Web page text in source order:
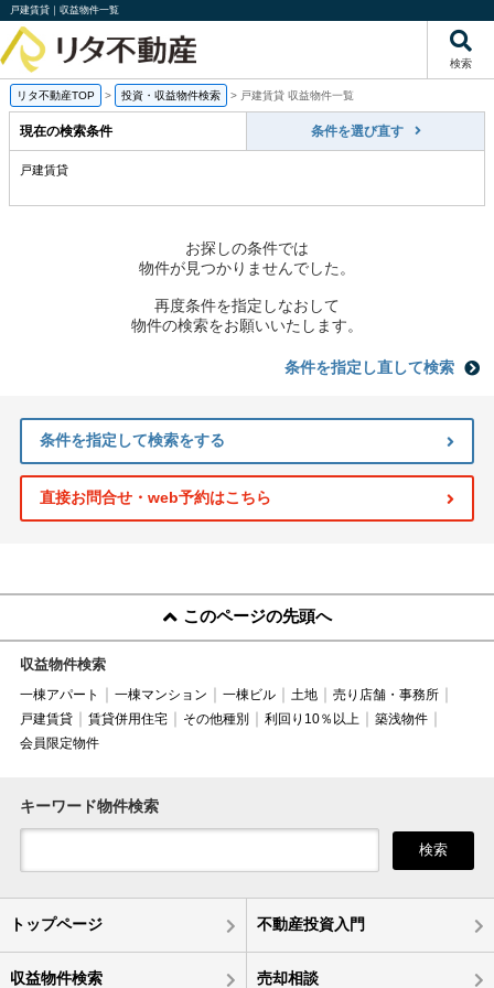
戸建賃貸｜収益物件一覧
検索
リタ不動産TOP > 投資・収益物件検索 > 戸建賃貸 収益物件一覧
現在の検索条件 条件を選び直す
戸建賃貸
お探しの条件では
物件が見つかりませんでした。
再度条件を指定しなおして
物件の検索をお願いいたします。
条件を指定し直して検索
条件を指定して検索をする
直接お問合せ・web予約はこちら
このページの先頭へ
収益物件検索
一棟アパート 一棟マンション 一棟ビル 土地
売り店舗・事務所
戸建賃貸
賃貸併用住宅 その他種別 利回り10％以上
築浅物件
会員限定物件
キーワード物件検索
検索
トップページ 不動産投資入門
収益物件検索 売却相談